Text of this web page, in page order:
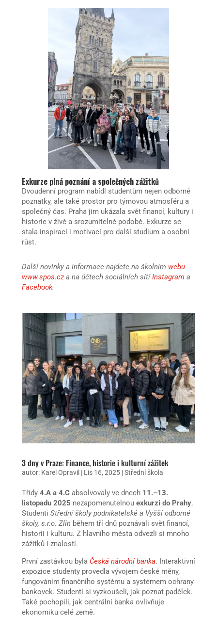
Exkurze plná poznání a společných zážitků
Dvoudenní program nabídl studentům nejen odborné
poznatky, ale také prostor pro týmovou atmosféru a
společný čas. Praha jim ukázala svět financí, kultury i
historie v živé a srozumitelné podobě. Exkurze se
stala inspirací i motivací pro další studium a osobní
růst.
Další novinky a informace najdete na školním webu
www.spos.cza na účtech sociálních sítíInstagram a
Facebook.
3 dny v Praze: Finance, historie i kulturní zážitek
autor: Karel Opravil| Lis 16, 2025|Střední škola
Třídy 4.A a 4.Cabsolvovaly ve dnech 11.–13.
listopadu 2025 nezapomenutelnou exkurzi do Prahy.
Studenti Střední školy podnikatelské a Vyšší odborné
školy, s.r.o. Zlín během tří dnů poznávali svět financí,
historii i kulturu. Z hlavního města odvezli si mnoho
zážitků i znalostí.
První zastávkou byla Česká národní banka. Interaktivní
expozice studenty provedla vývojem české měny,
fungováním finančního systému a systémem ochrany
bankovek. Studenti si vyzkoušeli, jak poznat padělek.
Také pochopili, jak centrální banka ovlivňuje
ekonomiku celé země.